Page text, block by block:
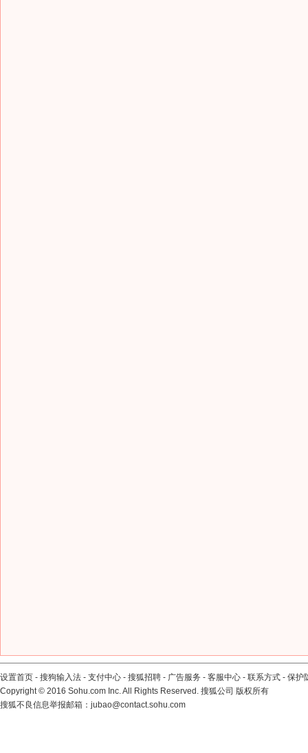
设置首页 - 搜狗输入法 - 支付中心 - 搜狐招聘 - 广告服务 - 客服中心 - 联系方式 - 保护
Copyright© 2016 Sohu.com Inc. All Rights Reserved. 搜狐公司 版权所有
搜狐不良信息举报邮箱： jubao@contact.sohu.com